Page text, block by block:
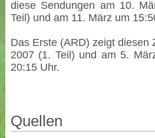
diese Sendungen am 10.
Teil) und am 11. März um
Das Erste (ARD) zeigt diesen
2007 (1. Teil) und am 5.
20:15 Uhr.
Quellen